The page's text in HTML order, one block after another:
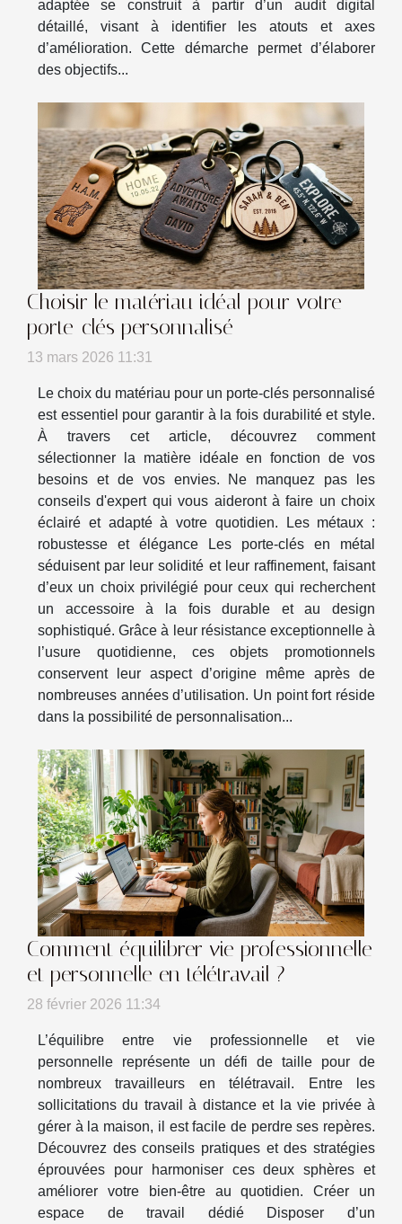
adaptée se construit à partir d’un audit digital
détaillé, visant à identifier les atouts et axes
d’amélioration. Cette démarche permet d’élaborer
des objectifs...
Choisir le matériau idéal pour votre
porte-clés personnalisé
13 mars 2026 11:31
Le choix du matériau pour un porte-clés personnalisé
est essentiel pour garantir à la fois durabilité et style.
À travers cet article, découvrez comment
sélectionner la matière idéale en fonction de vos
besoins et de vos envies. Ne manquez pas les
conseils d'expert qui vous aideront à faire un choix
éclairé et adapté à votre quotidien. Les métaux :
robustesse et élégance Les porte-clés en métal
séduisent par leur solidité et leur raffinement, faisant
d’eux un choix privilégié pour ceux qui recherchent
un accessoire à la fois durable et au design
sophistiqué. Grâce à leur résistance exceptionnelle à
l’usure quotidienne, ces objets promotionnels
conservent leur aspect d’origine même après de
nombreuses années d’utilisation. Un point fort réside
dans la possibilité de personnalisation...
Comment équilibrer vie professionnelle
et personnelle en télétravail ?
28 février 2026 11:34
L’équilibre entre vie professionnelle et vie
personnelle représente un défi de taille pour de
nombreux travailleurs en télétravail. Entre les
sollicitations du travail à distance et la vie privée à
gérer à la maison, il est facile de perdre ses repères.
Découvrez des conseils pratiques et des stratégies
éprouvées pour harmoniser ces deux sphères et
améliorer votre bien-être au quotidien. Créer un
espace de travail dédié Disposer d’un